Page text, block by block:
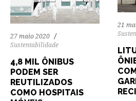
27 maio 2020
Sustentabilidade
4,8 MIL ÔNIBUS
PODEM SER
REUTILIZADOS
COMO HOSPITAIS
21